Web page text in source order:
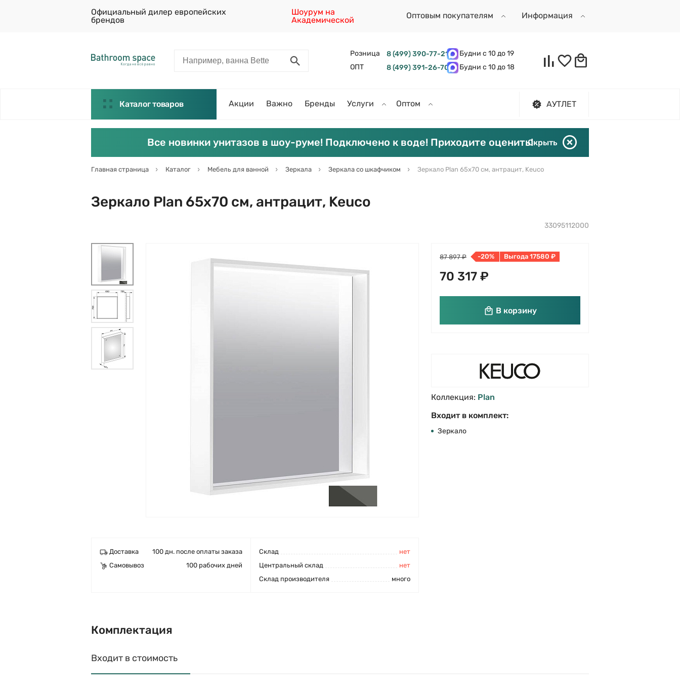
Официальный дилер европейских
брендов
Шоурум на
Академической
Оптовым покупателям Информация
Розница 8 (499) 390-77-21
Будни с 10 до 19
ОПТ
8 (499) 391-26-70 Будни с 10 до 18
Каталог товаров Акции Важно Бренды Услуги Оптом АУТЛЕТ
Все новинки унитазов в шоу-руме! Подключено к воде! Приходите оценить!Скрыть
Главная страница Каталог Мебель для ванной Зеркала Зеркала со шкафчиком Зеркало Plan 65х70 см, антрацит, Keuco
Зеркало Plan 65х70 см, антрацит, Keuco
33095112000
87 897 ₽ -20% Выгода 17580 ₽
70 317 ₽
В корзину
Доставка
100 дн. после оплаты заказа
Самовывоз
100 рабочих дней
Cклад
нет
Центральный склад
нет
Склад производителя
много
Коллекция: Plan
Входит в комплект:
Зеркало
Комплектация
Входит в стоимость